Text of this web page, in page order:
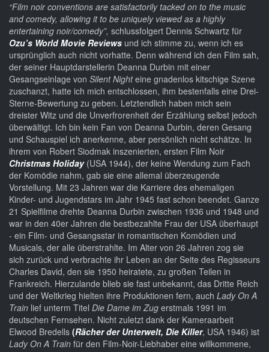
“Film noir conventions are satisfactorily tacked on to the music
and comedy, allowing it to be uniquely viewed as a highly
entertaining noir/comedy”, schlussfolgert Dennis Schwartz für
Ozu’s World Movie Reviews und ich stimme zu, wenn ich es
ursprünglich auch nicht vorhatte. Denn während ich den Film sah,
der seiner Hauptdarstellerin Deanna Durbin mit einer
Gesangseinlage von Silent Nighteine gnadenlos kitschige Szene
zuschanzt, hatte ich mich entschlossen, ihm bestenfalls eine Drei-
Sterne-Bewertung zu geben. Letztendlich haben mich sein
dreister Witz und die Unverfrorenheit der Erzählung selbst jedoch
überwältigt. Ich bin kein Fan von Deanna Durbin, deren Gesang
und Schauspiel ich anerkenne, aber persönlich nicht schätze. In
ihrem von Robert Siodmak inszenierten, ersten Film Noir
Christmas Holiday(USA 1944), der keine Wendung zum Fach
der Komödie nahm, gab sie eine allemal überzeugende
Vorstellung. Mit 23 Jahren war die Karriere des ehemaligen
Kinder- und Jugendstars im Jahr 1945 fast schon beendet. Ganze
21 Spielfilme drehte Deanna Durbin zwischen 1936 und 1948 und
war in den 40er Jahren die bestbezahlte Frau der USA überhaupt
- ein Film- und Gesangsstar in romantischen Komödien und
Musicals, der alle überstrahlte. Im Alter von 26 Jahren zog sie
sich zurück und verbrachte ihr Leben an der Seite des Regisseurs
Charles David, den sie 1950 heiratete, zu großen Teilen in
Frankreich. Hierzulande blieb sie fast unbekannt, das Dritte Reich
und der Weltkrieg hielten ihre Produktionen fern, auch Lady On A
Train lief unterm Titel Die Dame im Zug erstmals 1991 im
deutschen Fernsehen. Nicht zuletzt dank der Kameraarbeit
Elwood Bredells (Rächer der Unterwelt, Die Killer, USA 1946) ist
Lady On A Train für den Film-Noir-Liebhaber eine willkommene,